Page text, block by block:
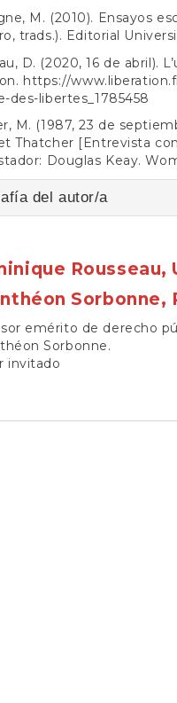
M. (2010). Ensayos
trads.). Editorial
D. (2020, 16 de abril).
https://
des-libertes_1785458
M. (1987, 23 de
Thatcher [Entrevista
Douglas Keay.
del autor/a
Rousseau,
Sorbonne,
emérito de derecho
Sorbonne.
invitado